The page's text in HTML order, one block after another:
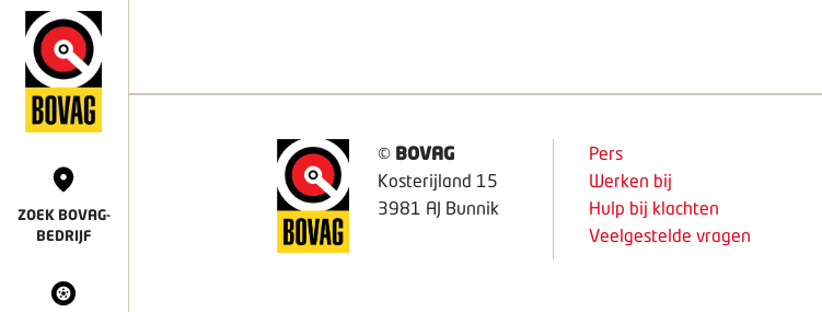
ZOEK BOVAG-
BEDRIJF
© BOVAG
Kosterijland 15
3981 AJ Bunnik
Pers
Werken bij
Hulp bij klachten
Veelgestelde vragen